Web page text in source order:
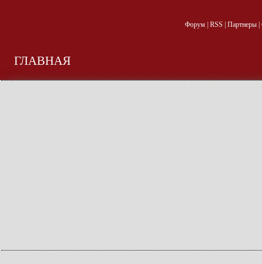
Форум| RSS Партнеры|
ГЛАВНАЯ